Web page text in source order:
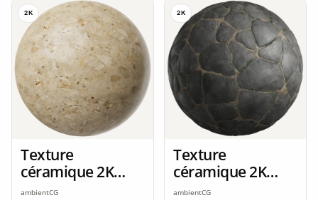
2K
Texture
céramique 2K
seamless
ambientCG
2K
Texture
céramique 2K
seamless
ambientCG